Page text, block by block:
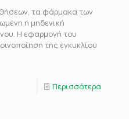
τα φάρμακα των
ή μηδενική
Η εφαρμογή του
της εγκυκλίου
Περισσότερα